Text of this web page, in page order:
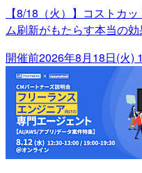
【8/18（火）】コストカ
ム刷新がもたらす本当の
開催前2026年8月18日(火)